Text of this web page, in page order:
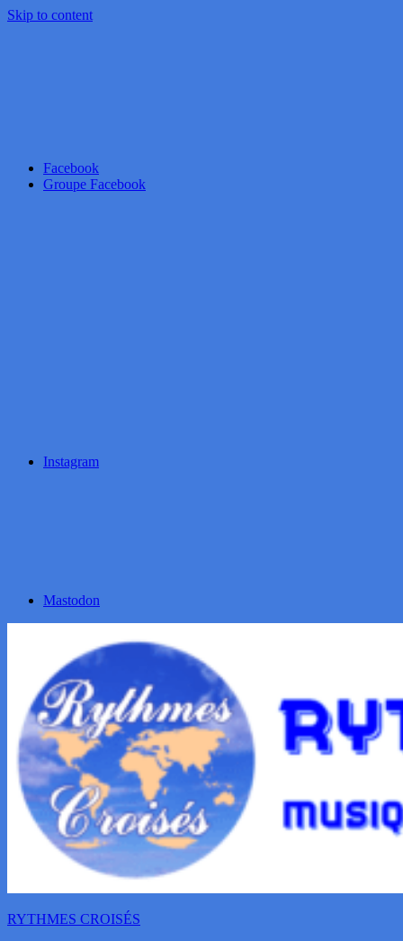
Skip to content
Facebook
Groupe Facebook
Instagram
Mastodon
RYTHMES CROISÉS